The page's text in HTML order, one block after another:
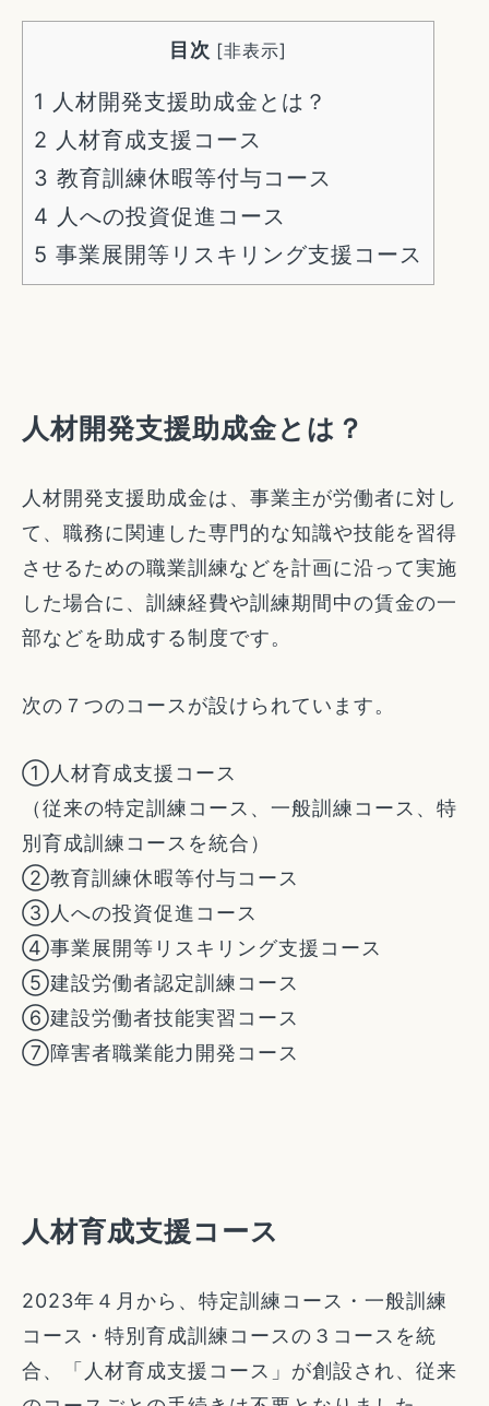
目次 [非表示]
1 人材開発支援助成金とは？
2 人材育成支援コース
3 教育訓練休暇等付与コース
4 人への投資促進コース
5 事業展開等リスキリング支援コース
人材開発支援助成金とは？
人材開発支援助成金は、事業主が労働者に対し
て、職務に関連した専門的な知識や技能を習得
させるための職業訓練などを計画に沿って実施
した場合に、訓練経費や訓練期間中の賃金の一
部などを助成する制度です。
次の７つのコースが設けられています。
①人材育成支援コース
（従来の特定訓練コース、一般訓練コース、特
別育成訓練コースを統合）
②教育訓練休暇等付与コース
③人への投資促進コース
④事業展開等リスキリング支援コース
⑤建設労働者認定訓練コース
⑥建設労働者技能実習コース
⑦障害者職業能力開発コース
人材育成支援コース
2023年４月から、特定訓練コース・一般訓練
コース・特別育成訓練コースの３コースを統
合、「人材育成支援コース」が創設され、従来